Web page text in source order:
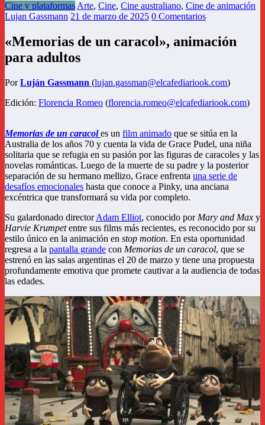
Cine y plataformasArte, Cine, Cine australiano, Cine de animación
Lujan Gassmann 21 de marzo de 2025 0 Comentarios
«Memorias de un caracol», animación
para adultos
PorLuján Gassmann (lujan.gassman@elcafediariook.com)
Edición: Florencia Romeo (florencia.romeo@elcafediariook.com)
Memorias de un caracoles un film animado que se sitúa en la
Australia de los años 70 y cuenta la vida de Grace Pudel, una niña
solitaria que se refugia en su pasión por las figuras de caracoles y las
novelas románticas. Luego de la muerte de su padre y la posterior
separación de su hermano mellizo, Grace enfrenta una serie de
desafíos emocionales hasta que conoce a Pinky, una anciana
excéntrica que transformará su vida por completo.
Su galardonado directorAdam Elliot, conocido por Mary and Max y
Harvie Krumpetentre sus films más recientes, es reconocido por su
estilo único en la animación en stop motion. En esta oportunidad
regresa a la pantalla grande con Memorias de un caracol, que se
estrenó en las salas argentinas el 20 de marzo y tiene una propuesta
profundamente emotiva que promete cautivar a la audiencia de todas
las edades.